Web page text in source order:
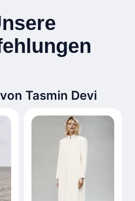
Tasmin Devi